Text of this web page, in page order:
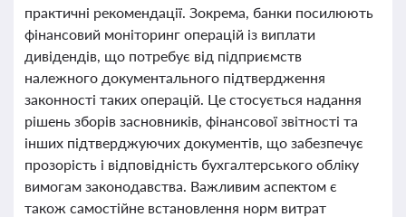
практичні рекомендації. Зокрема, банки посилюють
фінансовий моніторинг операцій із виплати
дивідендів, що потребує від підприємств
належного документального підтвердження
законності таких операцій. Це стосується надання
рішень зборів засновників, фінансової звітності та
інших підтверджуючих документів, що забезпечує
прозорість і відповідність бухгалтерського обліку
вимогам законодавства. Важливим аспектом є
також самостійне встановлення норм витрат